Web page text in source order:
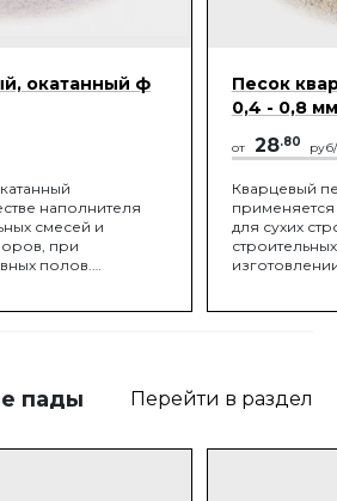
окатанный ф
наполнителя
смесей и
при
полов.
Песок
0,4 - 0,8 мм
от 28.80
Кварцевый
применяется
для сухих
пады Перейти в раздел